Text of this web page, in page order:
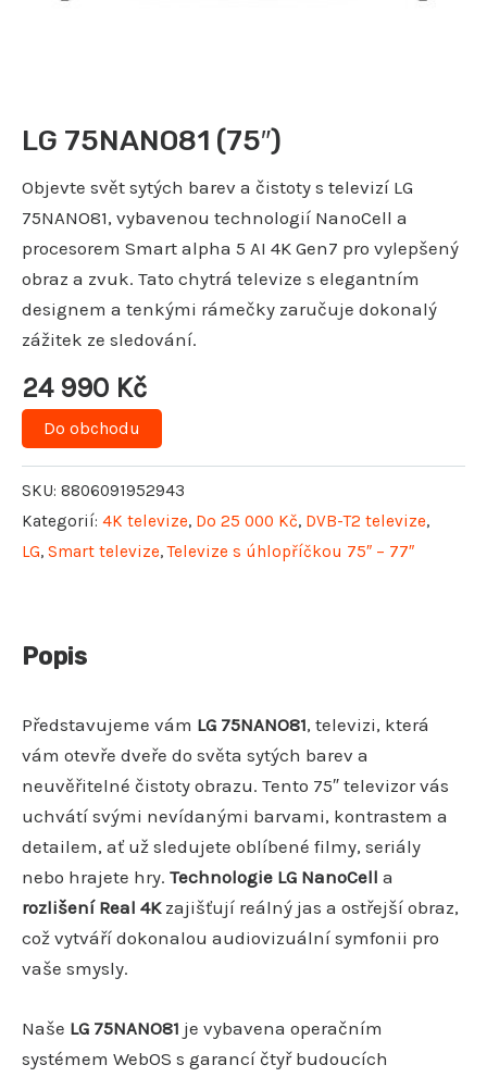
LG 75NANO81 (75″)
Objevte svět sytých barev a čistoty s televizí LG
75NANO81, vybavenou technologií NanoCell a
procesorem Smart alpha 5 AI 4K Gen7 pro vylepšený
obraz a zvuk. Tato chytrá televize s elegantním
designem a tenkými rámečky zaručuje dokonalý
zážitek ze sledování.
24 990 Kč
Do obchodu
SKU: 8806091952943
Kategorií: 4K televize, Do 25 000 Kč, DVB-T2 televize,
LG, Smart televize,Televize s úhlopříčkou 75″ – 77″
Popis
Představujeme vám LG 75NANO81, televizi, která
vám otevře dveře do světa sytých barev a
neuvěřitelné čistoty obrazu. Tento 75″ televizor vás
uchvátí svými nevídanými barvami, kontrastem a
detailem, ať už sledujete oblíbené filmy, seriály
nebo hrajete hry. Technologie LG NanoCell a
rozlišení Real 4Kzajišťují reálný jas a ostřejší obraz,
což vytváří dokonalou audiovizuální symfonii pro
vaše smysly.
Naše LG 75NANO81 je vybavena operačním
systémem WebOS s garancí čtyř budoucích